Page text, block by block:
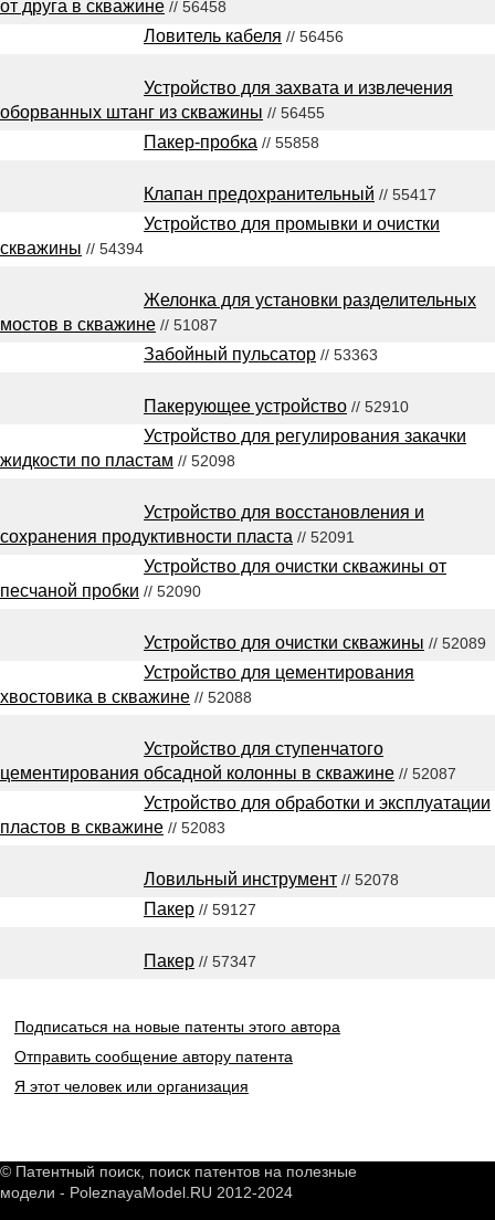
от друга в скважине // 56458
Ловитель кабеля // 56456
Устройство для захвата и извлечения
оборванных штанг из скважины // 56455
Пакер-пробка // 55858
Клапан предохранительный // 55417
Устройство для промывки и очистки
скважины // 54394
Желонка для установки разделительных
мостов в скважине // 51087
Забойный пульсатор // 53363
Пакерующее устройство // 52910
Устройство для регулирования закачки
жидкости по пластам // 52098
Устройство для восстановления и
сохранения продуктивности пласта // 52091
Устройство для очистки скважины от
песчаной пробки // 52090
Устройство для очистки скважины // 52089
Устройство для цементирования
хвостовика в скважине // 52088
Устройство для ступенчатого
цементирования обсадной колонны в скважине // 52087
Устройство для обработки и эксплуатации
пластов в скважине // 52083
Ловильный инструмент // 52078
Пакер // 59127
Пакер // 57347
Подписаться на новые патенты этого автора
Отправить сообщение автору патента
Я этот человек или организация
© Патентный поиск, поиск патентов на полезные
модели - PoleznayaModel.RU 2012-2024